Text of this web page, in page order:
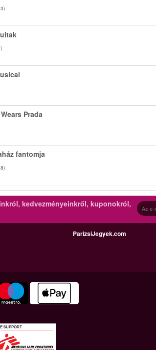
Prada
fantomja
kedvezményeinkről, kuponokról,
ParizsiJegyek.com
SUPPORT